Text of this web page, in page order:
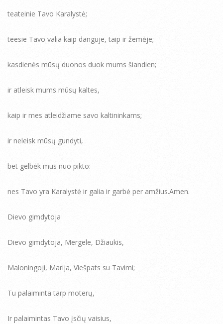
teateinie Tavo Karalystė;
teesie Tavo valia kaip danguje, taip ir žemėje;
kasdienės mūsų duonos duok mums šiandien;
ir atleisk mums mūsų kaltes,
kaip ir mes atleidžiame savo kaltininkams;
ir neleisk mūsų gundyti,
bet gelbėk mus nuo pikto:
nes Tavo yra Karalystė ir galia ir garbė per amžius.Amen.
Dievo gimdytoja
Dievo gimdytoja, Mergele, Džiaukis,
Maloningoji, Marija, Viešpats su Tavimi;
Tu palaiminta tarp moterų,
Ir palaimintas Tavo įsčių vaisius,